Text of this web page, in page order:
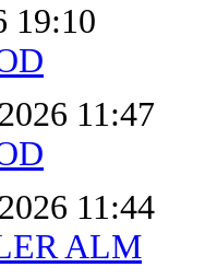
19:10
11:47
11:44
ALM